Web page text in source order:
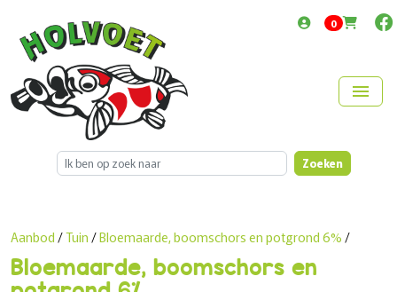
0items in cart
menu
Zoeken
Bloemaarde, boomschors en
Aanbod /Tuin /Bloemaarde, boomschors en potgrond 6% /